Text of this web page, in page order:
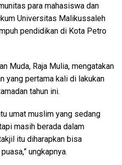
para mahasiswa dan
Universitas Malikussaleh
pendidikan di Kota Petro
Muda, Raja Mulia, mengatakan
yang pertama kali di lakukan
tahun ini.
umat muslim yang sedang
masih berada dalam
itu diharapkan bisa
ungkapnya.